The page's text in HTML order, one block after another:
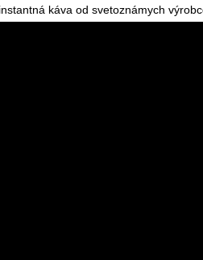
káva od svetoznámych